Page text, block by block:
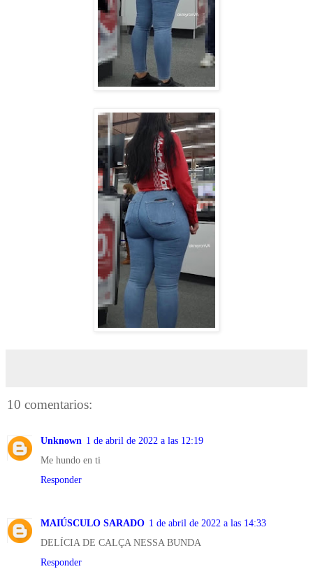
10 comentarios:
Unknown 1 de abril de 2022 a las 12:19
Me hundo en ti
Responder
MAIÚSCULO SARADO 1 de abril de 2022 a las 14:33
DELÍCIA DE CALÇA NESSA BUNDA
Responder